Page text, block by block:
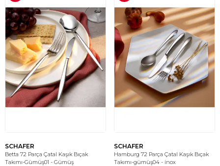
SCHAFER
Betta 72 Parça Çatal Kaşık Bıçak
Takımı-Gümüş01 - Gümüş
SCHAFER
Hamburg 72 Parça Çatal Kaşık Bıçak
Takımı-gümüş04 - inox